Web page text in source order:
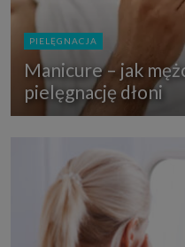
PIELĘGNACJA
Manicure – jak
pielęgnację dłoni